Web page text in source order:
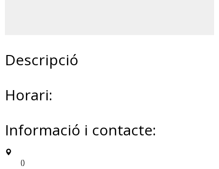
Descripció
Horari:
Informació i contacte:
()